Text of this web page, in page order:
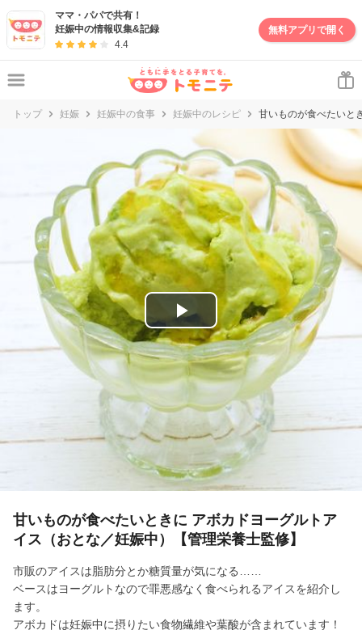
ママ・パパで共有！
妊娠中の情報収集&記録
4.4
無料アプリで開く
トップ 妊娠 妊娠中の食事 妊娠中のレシピ 甘いものが食べたいと
P
l
a
y
V
i
d
e
o
甘いものが食べたいときに アボカドヨーグルトア
イス（おとな／妊娠中）【管理栄養士監修】
市販のアイスは脂肪分とか糖質量が気になる……
ベースはヨーグルトなので罪悪感なく食べられるアイスを紹介し
ます。
アボカドは妊娠中に摂りたい食物繊維や葉酸が含まれています！
妊娠・出産・子育て情報サイト | トモニテ